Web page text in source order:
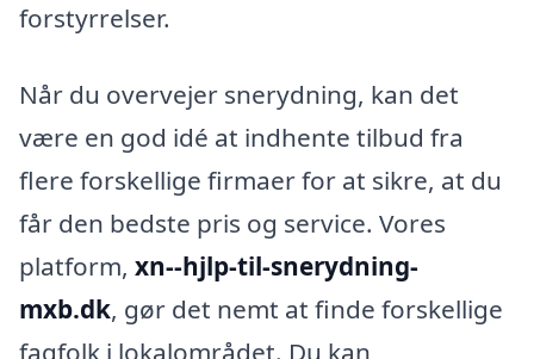
forstyrrelser.
Når du overvejer snerydning, kan det
være en god idé at indhente tilbud fra
flere forskellige firmaer for at sikre, at du
får den bedste pris og service. Vores
platform, xn--hjlp-til-snerydning-
mxb.dk, gør det nemt at finde forskellige
fagfolk i lokalområdet. Du kan